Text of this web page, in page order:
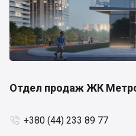
Отдел продаж ЖК
 +380 (44) 233 89 77